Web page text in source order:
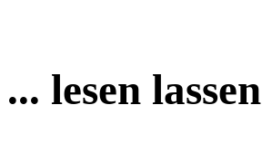
... lesen lassen